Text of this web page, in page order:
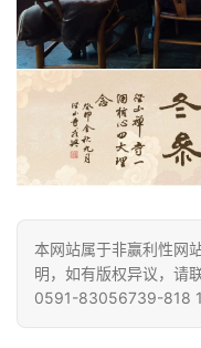
政
策
法
免
责
明本网站属于非赢利性网
明，如有版权异议，请
0591-83056739-818